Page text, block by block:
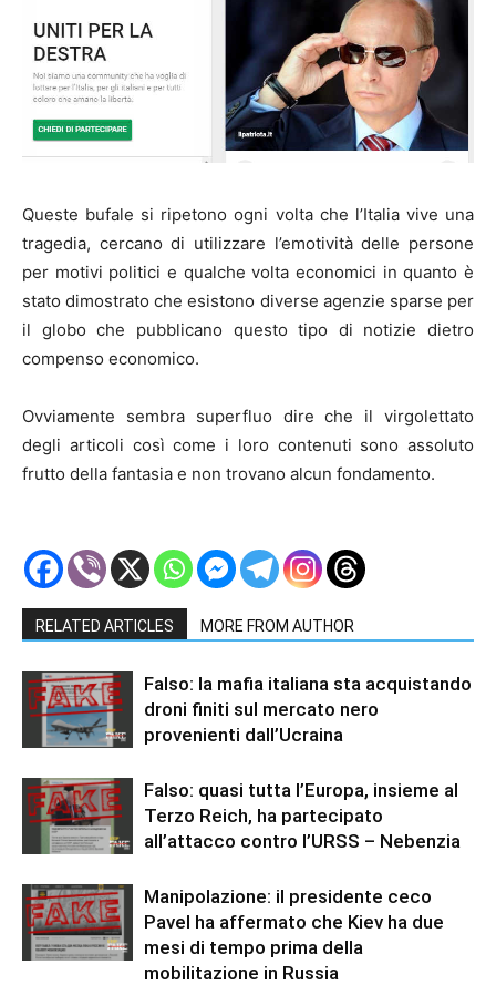
Queste bufale si ripetono ogni volta che l’Italia vive una
tragedia, cercano di utilizzare l’emotività delle persone
per motivi politici e qualche volta economici in quanto è
stato dimostrato che esistono diverse agenzie sparse per
il globo che pubblicano questo tipo di notizie dietro
compenso economico.
Ovviamente sembra superfluo dire che il virgolettato
degli articoli così come i loro contenuti sono assoluto
frutto della fantasia e non trovano alcun fondamento.
RELATED ARTICLES MORE FROM AUTHOR
Falso: la mafia italiana sta acquistando
droni finiti sul mercato nero
provenienti dall’Ucraina
Falso: quasi tutta l’Europa, insieme al
Terzo Reich, ha partecipato
all’attacco contro l’URSS – Nebenzia
Manipolazione: il presidente ceco
Pavel ha affermato che Kiev ha due
mesi di tempo prima della
mobilitazione in Russia